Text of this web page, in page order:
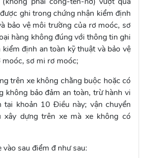
ghi trong chứng nhận kiểm định
bảo vệ môi trường của rơ moóc, sơ
hàng không đúng với thông tin ghi
định an toàn kỹ thuật và bảo vệ
sơ mi rơ moóc;
trên xe không chằng buộc hoặc có
không bảo đảm an toàn, trừ hành vi
tại khoản 10 Điều này; vận chuyển
xây dựng trên xe mà xe không có
vào sau điểm đ như sau: